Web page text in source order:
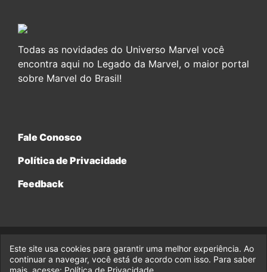
Todas as novidades do Universo Marvel você
encontra aqui no Legado da Marvel, o maior portal
sobre Marvel do Brasil!
Fale Conosco
Política de Privacidade
Feedback
© 2017-2026 Legado da Marvel, uma empresa da Legado
Enterprises.
Este site usa cookies para garantir uma melhor experiência. Ao
continuar a navegar, você está de acordo com isso. Para saber
mais, acesse: Política de Privacidade